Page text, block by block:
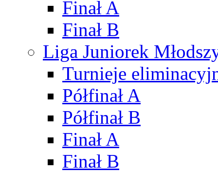
Finał A
Finał B
Liga Juniorek
Turnieje
Półfinał A
Półfinał B
Finał A
Finał B